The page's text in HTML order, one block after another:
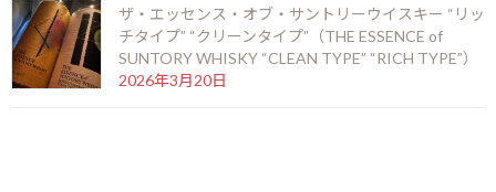
2015年1月5日
最
終
更
新
2015年1月5日 kamei
あけましておめでとうございます。本年もどうぞよろしくお願い
ザ・エッセンス・オブ・サントリーウイスキー “リッ
チタイプ” “クリーンタイプ”（THE ESSENCE of
SUNTORY WHISKY “CLEAN TYPE” “RICH TYPE”）
2026年3月20日